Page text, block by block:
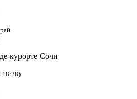
курорте Сочи
18:28)